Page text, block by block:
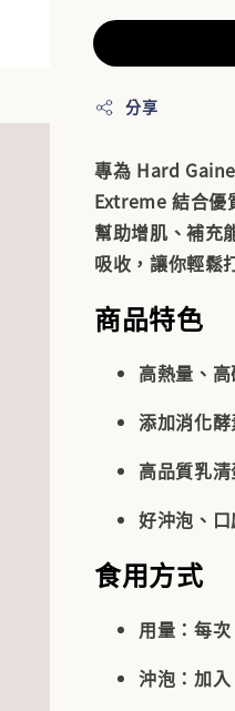
分享
專為 Hard
Extreme 結合優
幫助增肌、補充
吸收，讓你輕鬆
商品特色
高熱量、
添加消化
高品質乳
好沖泡、
食用方式
用量 ：每
沖泡 ：加